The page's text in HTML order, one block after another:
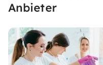
Anbieter